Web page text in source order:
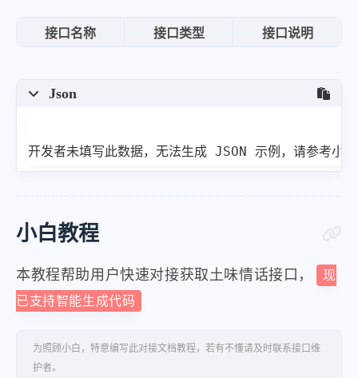
接口名称 接口类型 接口说明
Json
开发者未填写此数据，无法生成 JSON 示例，请参考小
小白教程
本教程帮助用户快速对接获取土味情话接口，
现
已支持智能生成代码
为照顾小白，特意编写此对接文档教程，若有不懂请及时联系接口维
护者。